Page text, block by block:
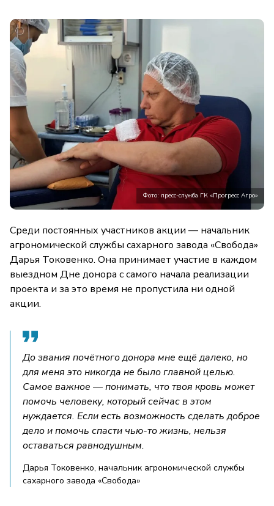
Фото: пресс-служба ГК «Прогресс Агро»
Среди постоянных участников акции — начальник
агрономической службы сахарного завода «Свобода»
Дарья Токовенко. Она принимает участие в каждом
выездном Дне донора с самого начала реализации
проекта и за это время не пропустила ни одной
акции.
До звания почётного донора мне ещё далеко, но
для меня это никогда не было главной целью.
Самое важное — понимать, что твоя кровь может
помочь человеку, который сейчас в этом
нуждается. Если есть возможность сделать доброе
дело и помочь спасти чью-то жизнь, нельзя
оставаться равнодушным.
Дарья Токовенко, начальник агрономической службы
сахарного завода «Свобода»